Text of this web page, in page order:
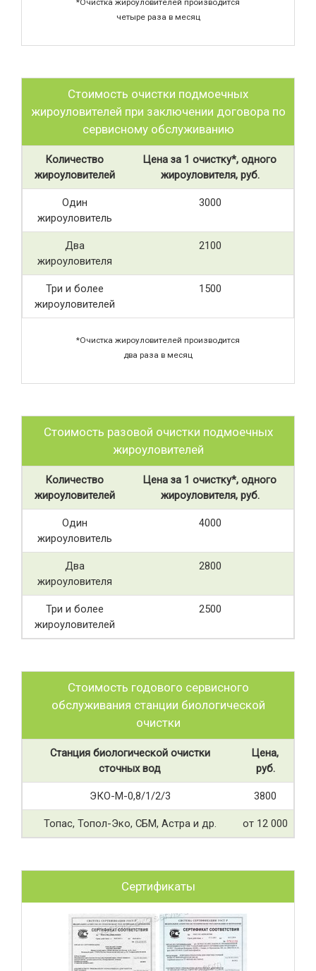
*Очистка жироуловителей производится
четыре раза в месяц
Стоимость очистки подмоечных
жироуловителей при заключении договора по
сервисному обслуживанию
Количество
жироуловителей
Цена за 1 очистку*, одного
жироуловителя, руб.
Один
жироуловитель
3000
Два
жироуловителя
2100
Три и более
жироуловителей
1500
*Очистка жироуловителей производится
два раза в месяц
Стоимость разовой очистки подмоечных
жироуловителей
Количество
жироуловителей
Цена за 1 очистку*, одного
жироуловителя, руб.
Один
жироуловитель
4000
Два
жироуловителя
2800
Три и более
жироуловителей
2500
Стоимость годового сервисного
обслуживания станции биологической
очистки
Станция биологической очистки
сточных вод
Цена,
руб.
ЭКО-М-0,8/1/2/3 3800
Топас, Топол-Эко, СБМ, Астра и др. от 12 000
Сертификаты